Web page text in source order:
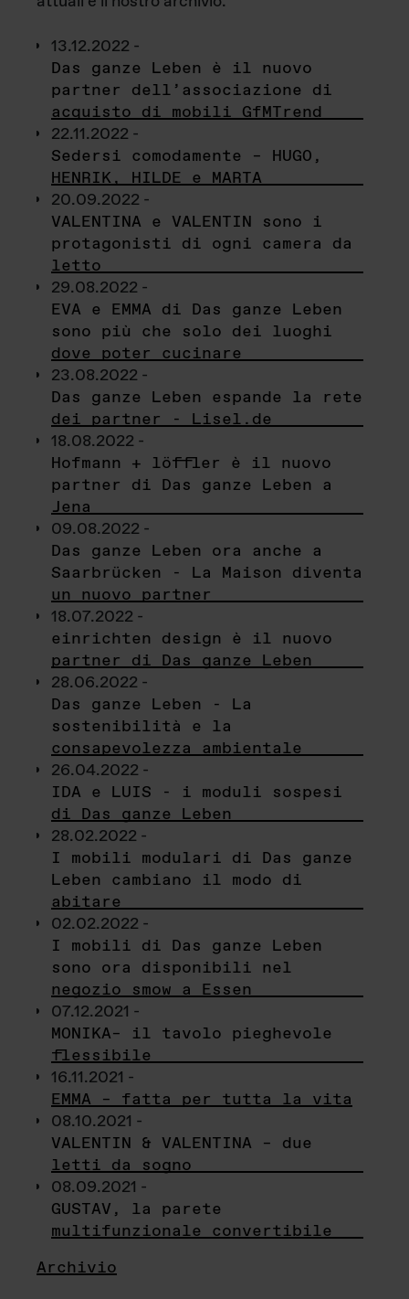
13.12.2022 -
Das ganze Leben è il nuovo
partner dell’associazione di
acquisto di mobili GfMTrend
22.11.2022 -
Sedersi comodamente – HUGO,
HENRIK, HILDE e MARTA
20.09.2022 -
VALENTINA e VALENTIN sono i
protagonisti di ogni camera da
letto
29.08.2022 -
EVA e EMMA di Das ganze Leben
sono più che solo dei luoghi
dove poter cucinare
23.08.2022 -
Das ganze Leben espande la rete
dei partner - Lisel.de
18.08.2022 -
Hofmann + löffler è il nuovo
partner di Das ganze Leben a
Jena
09.08.2022 -
Das ganze Leben ora anche a
Saarbrücken - La Maison diventa
un nuovo partner
18.07.2022 -
einrichten design è il nuovo
partner di Das ganze Leben
28.06.2022 -
Das ganze Leben - La
sostenibilità e la
consapevolezza ambientale
26.04.2022 -
IDA e LUIS - i moduli sospesi
di Das ganze Leben
28.02.2022 -
I mobili modulari di Das ganze
Leben cambiano il modo di
abitare
02.02.2022 -
I mobili di Das ganze Leben
sono ora disponibili nel
negozio smow a Essen
07.12.2021 -
MONIKA– il tavolo pieghevole
flessibile
16.11.2021 -
EMMA – fatta per tutta la vita
08.10.2021 -
VALENTIN & VALENTINA – due
letti da sogno
08.09.2021 -
GUSTAV, la parete
multifunzionale convertibile
Archivio